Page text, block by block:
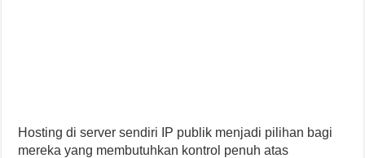
Hosting di server sendiri IP publik menjadi pilihan bagi
mereka yang membutuhkan kontrol penuh atas